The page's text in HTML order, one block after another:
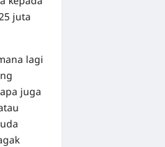
juta
lagi
juga